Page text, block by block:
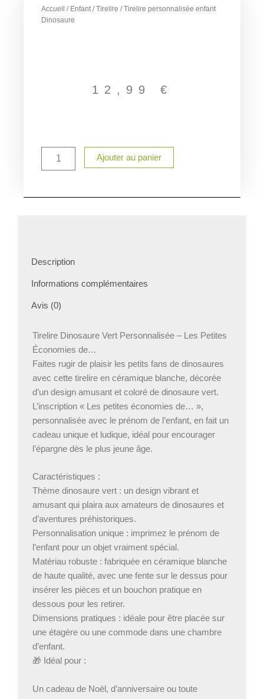
Accueil / Enfant/Tirelire / Tirelire personnalisée enfant
Dinosaure
12,99 €
enfant
Ajouter au panier
Description
Informations complémentaires
Avis (0)
Tirelire Dinosaure Vert Personnalisée – Les Petites
Économies de…
Faites rugir de plaisir les petits fans de dinosaures
avec cette tirelire en céramique blanche, décorée
d’un design amusant et coloré de dinosaure vert.
L’inscription « Les petites économies de… »,
personnalisée avec le prénom de l’enfant, en fait un
cadeau unique et ludique, idéal pour encourager
l’épargne dès le plus jeune âge.
Caractéristiques :
Thème dinosaure vert : un design vibrant et
amusant qui plaira aux amateurs de dinosaures et
d’aventures préhistoriques.
Personnalisation unique : imprimez le prénom de
l’enfant pour un objet vraiment spécial.
Matériau robuste : fabriquée en céramique blanche
de haute qualité, avec une fente sur le dessus pour
insérer les pièces et un bouchon pratique en
dessous pour les retirer.
Dimensions pratiques : idéale pour être placée sur
une étagère ou une commode dans une chambre
d’enfant.
🎁 Idéal pour :
Un cadeau de Noël, d’anniversaire ou toute